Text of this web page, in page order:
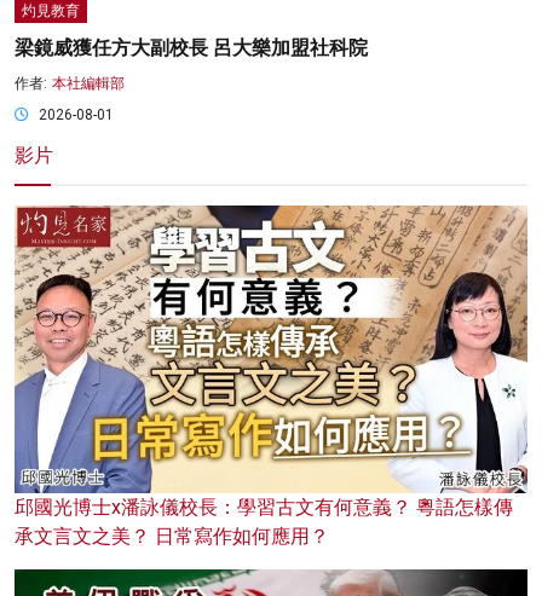
灼見教育
梁鏡威獲任方大副校長 呂大樂加盟社科院
作者: 本社編輯部
2026-08-01
影片
邱國光博士x潘詠儀校長：學習古文有何意義？ 粵語怎樣傳
承文言文之美？ 日常寫作如何應用？